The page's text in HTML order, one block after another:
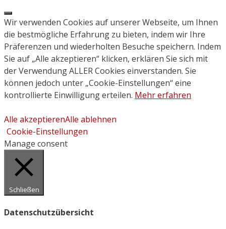
Close
Wir verwenden Cookies auf unserer Webseite, um Ihnen
die bestmögliche Erfahrung zu bieten, indem wir Ihre
Präferenzen und wiederholten Besuche speichern. Indem
Sie auf „Alle akzeptieren“ klicken, erklären Sie sich mit
der Verwendung ALLER Cookies einverstanden. Sie
können jedoch unter „Cookie-Einstellungen“ eine
kontrollierte Einwilligung erteilen. Mehr erfahren
Alle akzeptierenAlle ablehnen
Cookie-Einstellungen
Manage consent
Schließen
Datenschutzübersicht